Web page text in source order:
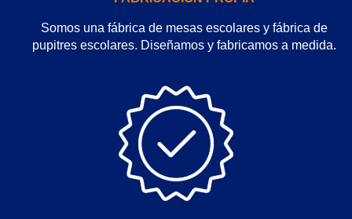
Somos una fábrica de mesas escolares y fábrica de
pupitres escolares. Diseñamos y fabricamos a medida.